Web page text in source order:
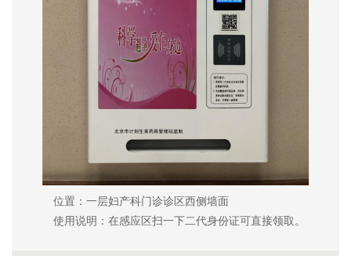
位置：一层妇产科门诊诊区西侧墙面
使用说明：在感应区扫一下二代身份证可直接领取。